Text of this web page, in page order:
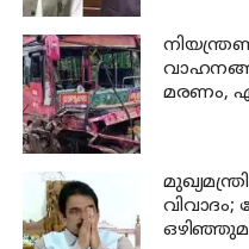
മരണം,
വിവാദം;